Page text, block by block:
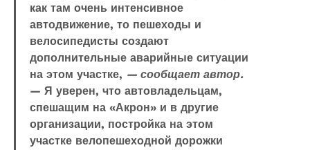
как там очень интенсивное
автодвижение, то пешеходы и
велосипедисты создают
дополнительные аварийные ситуации
на этом участке, — сообщает автор.
— Я уверен, что автовладельцам,
спешащим на «Акрон» и в другие
организации, постройка на этом
участке велопешеходной дорожки